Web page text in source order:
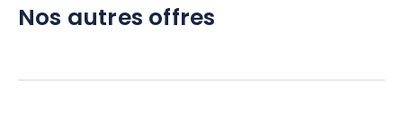
Nos autres offres